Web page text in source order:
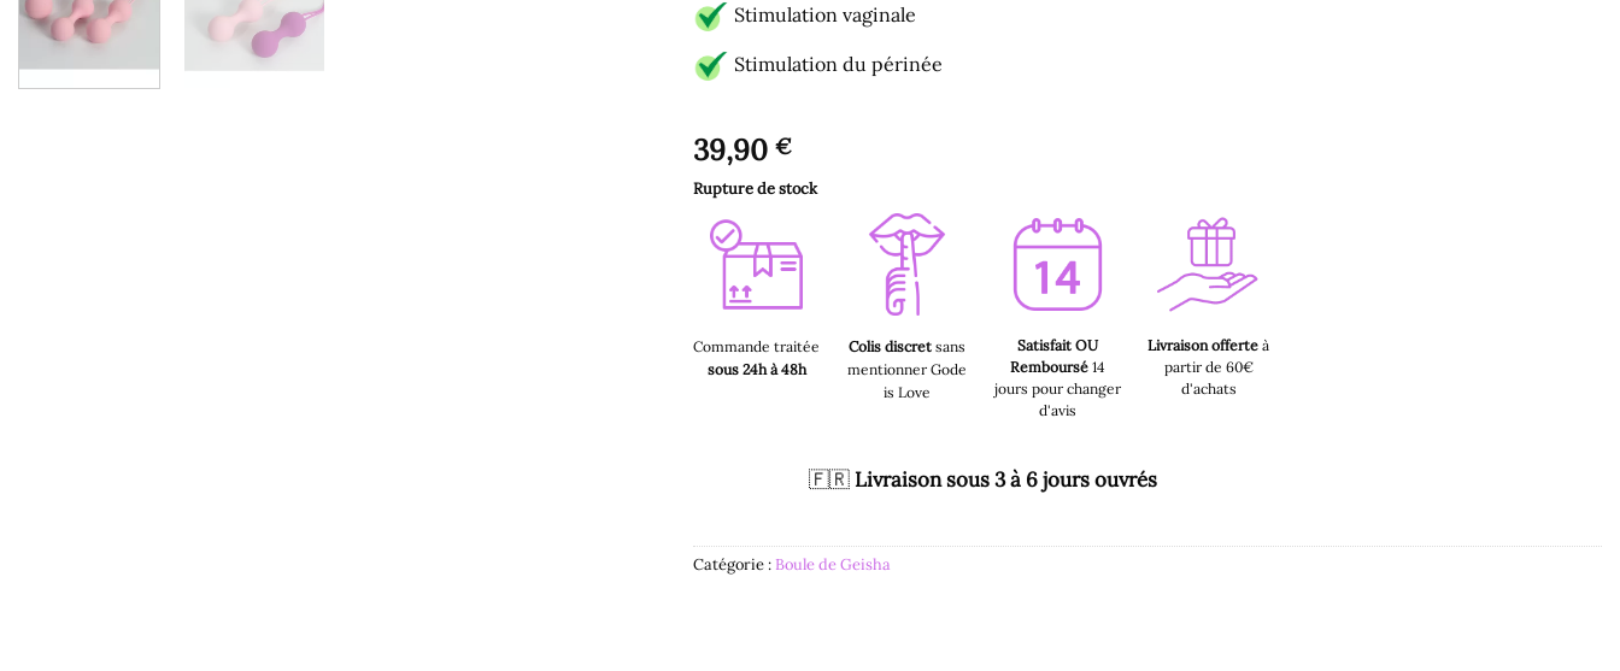
Stimulation vaginale
Stimulation du périnée
39,90 €
Rupture de stock
Commande traitée
sous 24h à 48h
Colis discret sans
mentionner Gode
is Love
Satisfait OU
Remboursé 14
jours pour changer
d'avis
Livraison offerte à
partir de 60€
d'achats
🇫🇷 Livraison sous 3 à 6 jours ouvrés
Catégorie :Boule de Geisha